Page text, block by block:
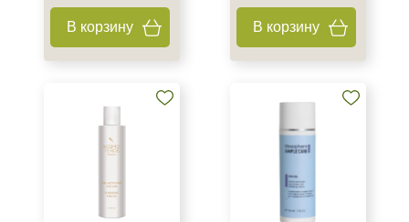
Тип кожи
Любой возраст
В корзину В корзину